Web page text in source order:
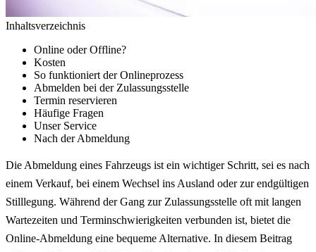
Inhaltsverzeichnis
Online oder Offline?
Kosten
So funktioniert der Onlineprozess
Abmelden bei der Zulassungsstelle
Termin reservieren
Häufige Fragen
Unser Service
Nach der Abmeldung
Die Abmeldung eines Fahrzeugs ist ein wichtiger Schritt, sei es nach
einem Verkauf, bei einem Wechsel ins Ausland oder zur endgültigen
Stilllegung. Während der Gang zur Zulassungsstelle oft mit langen
Wartezeiten und Terminschwierigkeiten verbunden ist, bietet die
Online-Abmeldung eine bequeme Alternative. In diesem Beitrag